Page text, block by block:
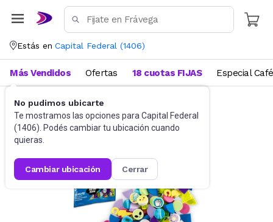
Estás en Capital Federal (1406)
No pudimos ubicarte
Te mostramos las opciones para Capital Federal
(1406). Podés cambiar tu ubicación cuando
quieras.
cambiar ubicación cerrar
Más Vendidos Ofertas 18 cuotas FIJAS Especial Café
Juguetes y Juegos